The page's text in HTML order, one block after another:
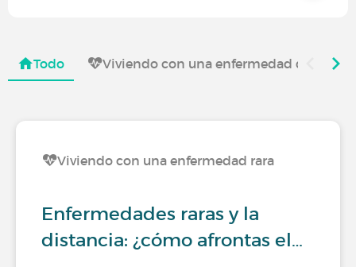
Todo Viviendo con una enfermedad que
Viviendo con una enfermedad rara
Enfermedades raras y la
distancia: ¿cómo afrontas el…